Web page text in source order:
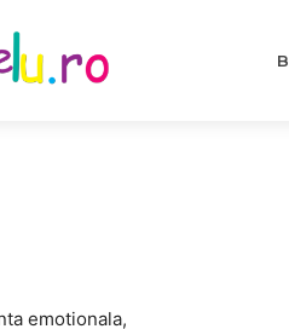
emotionala,